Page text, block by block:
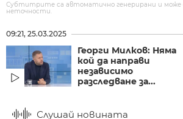
Субтитрите са автоматично генерирани и може
неточности.
09:21, 25.03.2025
Георги Милков: Няма
кой да направи
независимо
разследване за...
Слушай новината